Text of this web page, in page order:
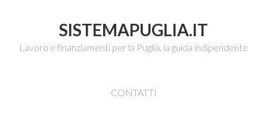
SISTEMAPUGLIA.IT
Lavoro e finanziamenti per la Puglia, la guida indipendente
CONTATTI